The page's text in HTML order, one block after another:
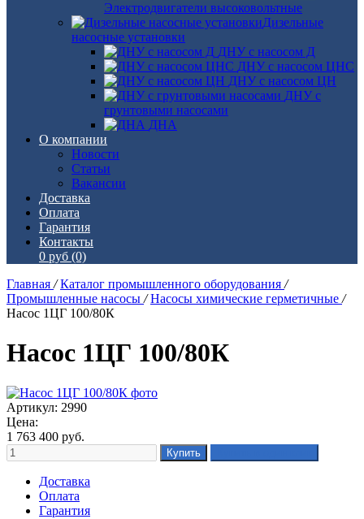
Электродвигатели высоковольтные
Дизельные
насосные установки
ДНУ с насосом Д
ДНУ с насосом ЦНС
ДНУ с насосом ЦН
ДНУ с
грунтовыми насосами
ДНА
О компании
Новости
Статьи
Вакансии
Доставка
Оплата
Гарантия
Контакты
0 руб (0)
Главная / Каталог промышленного оборудования /
Промышленные насосы / Насосы химические герметичные /
Насос 1ЦГ 100/80К
Насос 1ЦГ 100/80К
Артикул: 2990
Цена:
1 763 400 руб.
Доставка
Оплата
Гарантия